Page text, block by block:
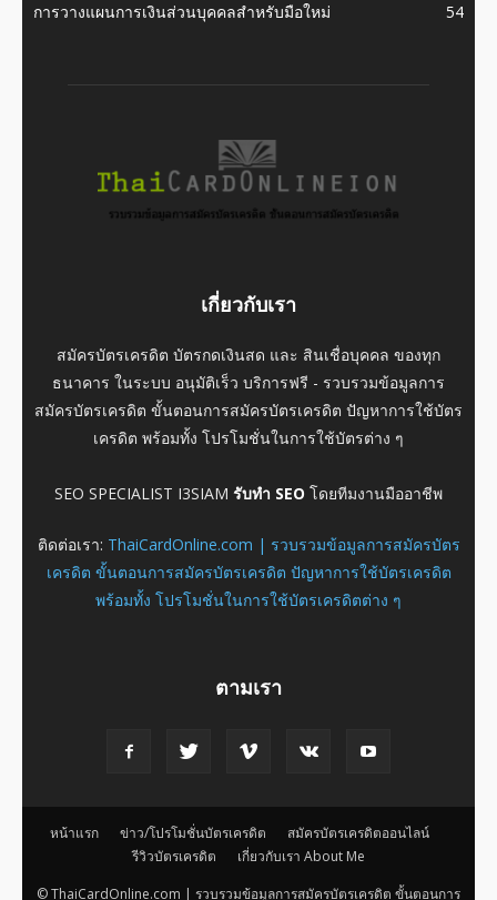
การวางแผนการเงินส่วนบุคคลสำหรับมือใหม่
54
เกี่ยวกับเรา
สมัครบัตรเครดิต บัตรกดเงินสด และ สินเชื่อบุคคล ของทุก
ธนาคาร ในระบบ อนุมัติเร็ว บริการฟรี - รวบรวมข้อมูลการ
สมัครบัตรเครดิต ขั้นตอนการสมัครบัตรเครดิต ปัญหาการใช้บัตร
เครดิต พร้อมทั้ง โปรโมชั่นในการใช้บัตรต่าง ๆ
SEO SPECIALIST I3SIAM รับทำ SEO โดยทีมงานมืออาชีพ
ติดต่อเรา: ThaiCardOnline.com | รวบรวมข้อมูลการสมัครบัตร
เครดิต ขั้นตอนการสมัครบัตรเครดิต ปัญหาการใช้บัตรเครดิต
พร้อมทั้ง โปรโมชั่นในการใช้บัตรเครดิตต่าง ๆ
ตามเรา
หน้าแรก ข่าว/โปรโมชั่นบัตรเครดิต
สมัครบัตรเครดิตออนไลน์
รีวิวบัตรเครดิต
เกี่ยวกับเรา About Me
© ThaiCardOnline.com | รวบรวมข้อมูลการสมัครบัตรเครดิต ขั้นตอนการ